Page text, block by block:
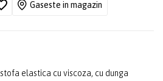
Gaseste in magazin
elastica cu viscoza, cu dunga